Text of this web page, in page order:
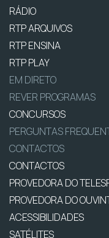
RÁDIO
RTP ARQUIVOS
RTP ENSINA
RTP PLAY
EM DIRETO
REVER PROGRAMAS
CONCURSOS
PERGUNTAS
CONTACTOS
CONTACTOS
PROVEDORA DO
PROVEDORA DO
ACESSIBILIDADES
SATÉLITES